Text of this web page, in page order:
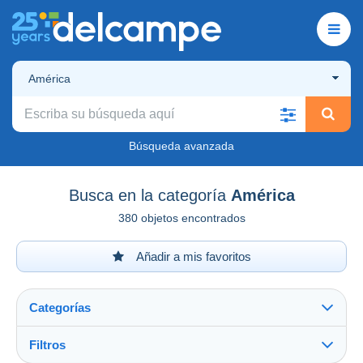
América
Búsqueda avanzada
Busca en la categoría América
380 objetos encontrados
Añadir a mis favoritos
Categorías
Filtros